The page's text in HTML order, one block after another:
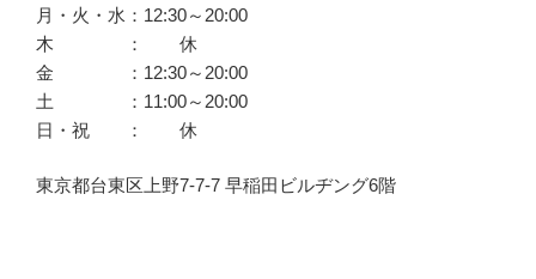
月・火・水：12:30～20:00
木 ： 休
金 ：12:30～20:00
土 ：11:00～20:00
日・祝 ： 休
東京都台東区上野7-7-7 早稲田ビルヂング6階